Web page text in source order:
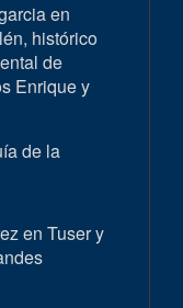
en
histórico
de
Enrique y
de la
en Tuser y